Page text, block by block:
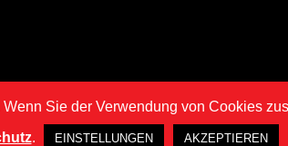
© 2020 -2026 | ASC Stuttgart Scorpions
Sie der Verwendung von Cookies
. EINSTELLUNGEN AKZEPTIEREN